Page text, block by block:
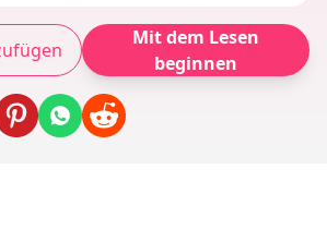
Mit dem Lesen
beginnen